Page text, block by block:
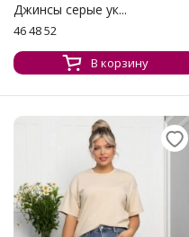
Джинсы серые ук...
46 48 52
В корзину